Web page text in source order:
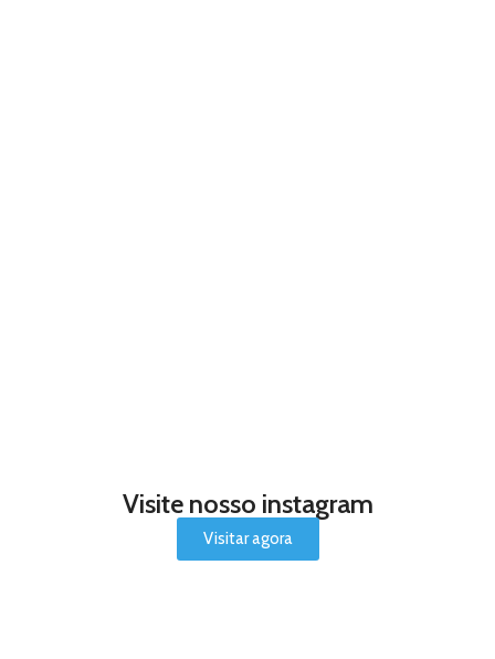
Visite nosso instagram
Visitar agora